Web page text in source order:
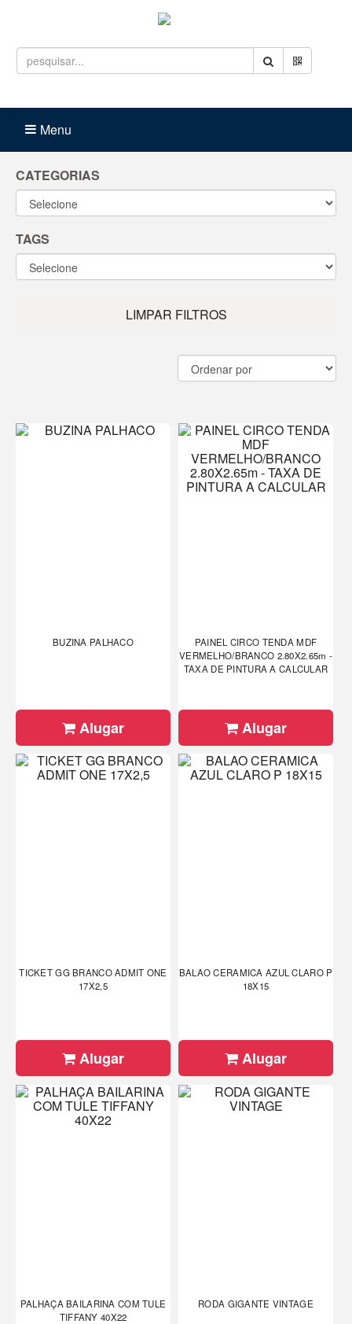
Menu
CATEGORIAS
TAGS
LIMPAR FILTROS
BUZINA PALHACO
Alugar
PAINEL CIRCO TENDA MDF
VERMELHO/BRANCO 2.80X2.65m -
TAXA DE PINTURA A CALCULAR
Alugar
TICKET GG BRANCO ADMIT ONE
17X2,5
Alugar
BALAO CERAMICA AZUL CLARO P
18X15
Alugar
PALHAÇA BAILARINA COM TULE
TIFFANY 40X22
RODA GIGANTE VINTAGE